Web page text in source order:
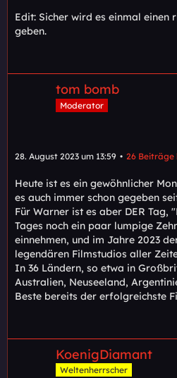
Edit: Sicher wird es einmal einen
geben.
tom bomb
Moderator
28. August 2023 um 13:59 26 Beiträge
Heute ist es ein gewöhnlicher
es auch immer schon gegeben
Für Warner ist es aber DER
Tages noch ein paar lumpige
einnehmen, und im Jahre 2023
legendären Filmstudios aller
In 36 Ländern, so etwa in
Australien, Neuseeland,
Beste bereits der erfolgreichste
KoenigDiamant
Weltenherrscher